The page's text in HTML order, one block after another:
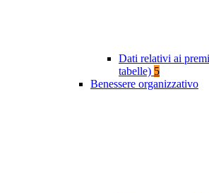
Dati relativi ai
tabelle) 5
Benessere organizzativo